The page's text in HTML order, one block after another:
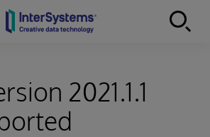
2021.1.1